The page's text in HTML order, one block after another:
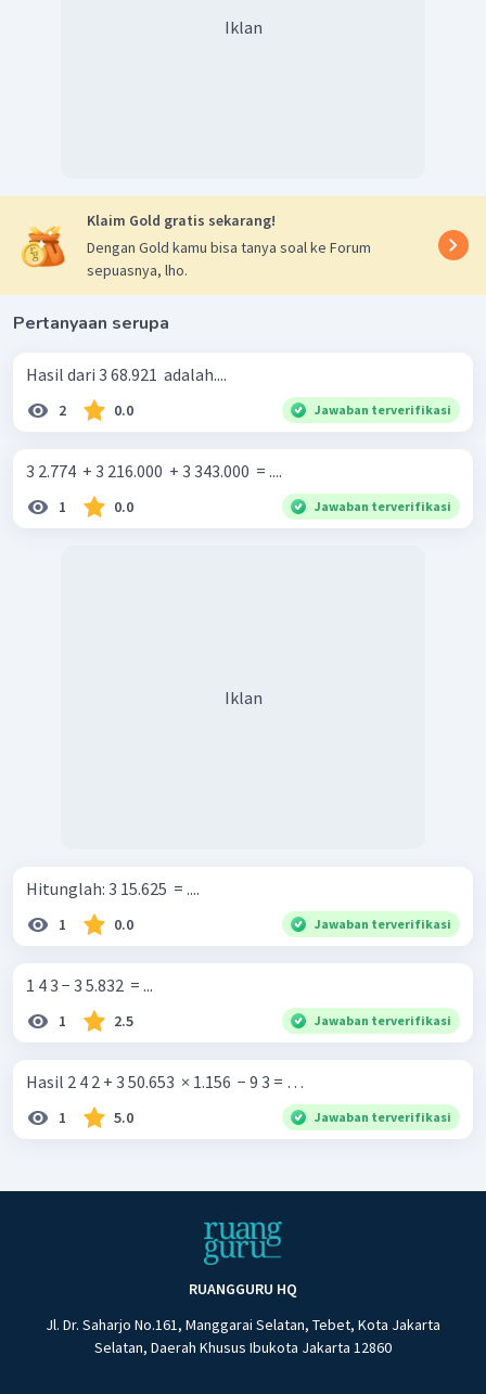
Iklan
Klaim Gold gratis sekarang!
Dengan Gold kamu bisa tanya soal ke Forum
sepuasnya, lho.
Pertanyaan serupa
Hasil dari 3 68.921 ​ adalah....
2 0.0 Jawaban terverifikasi
3 2.774 ​ + 3 216.000 ​ + 3 343.000 ​ = ....
1 0.0 Jawaban terverifikasi
Iklan
Hitunglah: 3 15.625 ​ = ....
1 0.0 Jawaban terverifikasi
1 4 3 − 3 5.832 ​ = ...
1 2.5 Jawaban terverifikasi
Hasil 2 4 2 + 3 50.653 ​ × 1.156 ​ − 9 3 = …
1 5.0 Jawaban terverifikasi
RUANGGURU HQ
Jl. Dr. Saharjo No.161, Manggarai Selatan, Tebet, Kota Jakarta
Selatan, Daerah Khusus Ibukota Jakarta 12860